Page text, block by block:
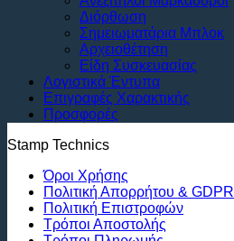
Διόρθωση
Σημειωματάρια Μπλοκ
Αρχειοθέτηση
Είδη Συσκευασίας
Λογιστικά Έντυπα
Επιγραφές Χαρακτικής
Προσφορές
Stamp Technics
Όροι Χρήσης
Πολιτική Απορρήτου & GDPR
Πολιτική Επιστροφών
Τρόποι Αποστολής